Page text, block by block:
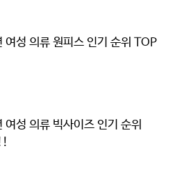
여성 의류 원피스 인기 순위 TOP
여성 의류 빅사이즈 인기 순위